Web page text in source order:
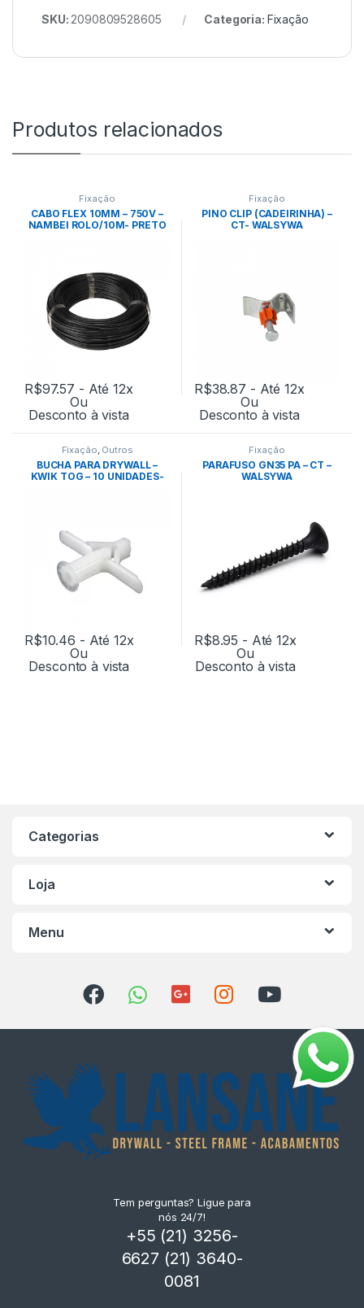
SKU: 2090809528605 Categoria: Fixação
Produtos relacionados
Fixação
CABO FLEX 10MM – 750V –
NAMBEI ROLO/10M- PRETO
R$97.57 - Até 12x
Ou
Desconto à vista
Fixação
PINO CLIP (CADEIRINHA) –
CT- WALSYWA
R$38.87 - Até 12x
Ou
Desconto à vista
Fixação, Outros
BUCHA PARA DRYWALL –
KWIK TOG – 10 UNIDADES-
R$10.46 - Até 12x
Ou
Desconto à vista
Fixação
PARAFUSO GN35 PA – CT –
WALSYWA
R$8.95 - Até 12x
Ou
Desconto à vista
Categorias
Loja
Menu
Tem perguntas? Ligue para
nós 24/7!
+55 (21) 3256-
6627 (21) 3640-
0081